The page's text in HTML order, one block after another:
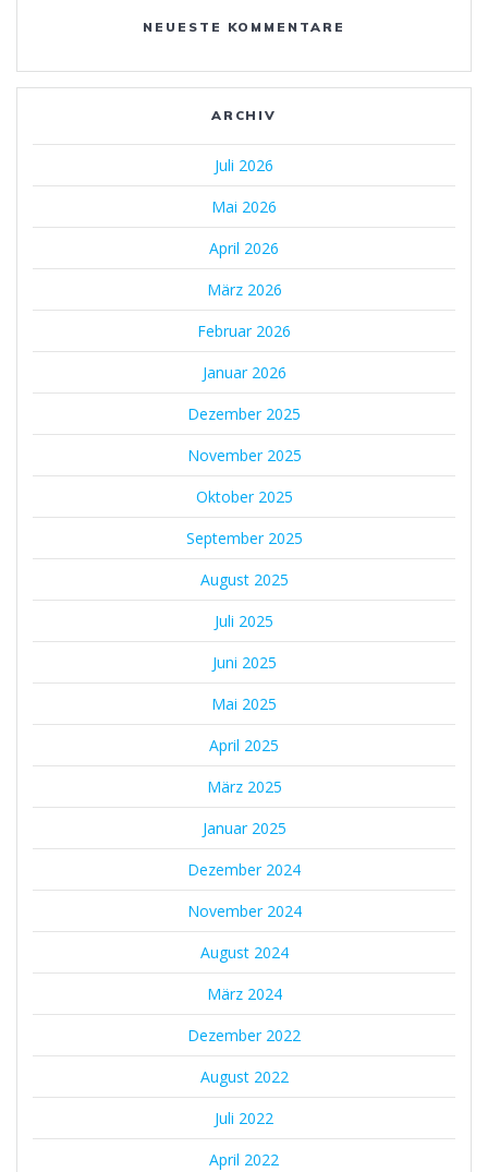
NEUESTE KOMMENTARE
ARCHIV
Juli 2026
Mai 2026
April 2026
März 2026
Februar 2026
Januar 2026
Dezember 2025
November 2025
Oktober 2025
September 2025
August 2025
Juli 2025
Juni 2025
Mai 2025
April 2025
März 2025
Januar 2025
Dezember 2024
November 2024
August 2024
März 2024
Dezember 2022
August 2022
Juli 2022
April 2022